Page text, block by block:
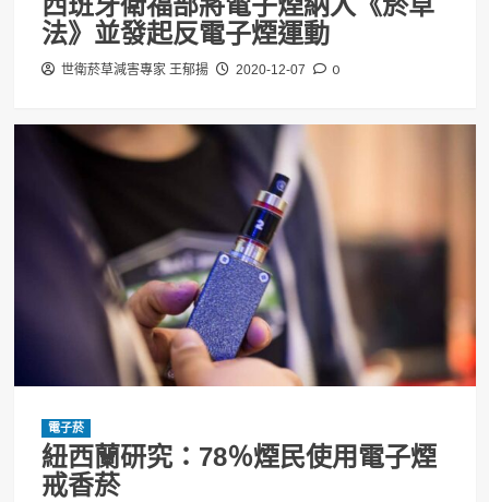
法》並發起反電子煙運動
世衛菸草減害專家 王郁揚 2020-12-07 0
電子菸
紐西蘭研究：78％煙民使用電子煙
戒香菸